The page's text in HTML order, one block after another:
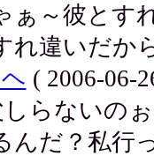
～彼とす
れ違いだか
( 2006-06-
らないのぉ
んだ？私